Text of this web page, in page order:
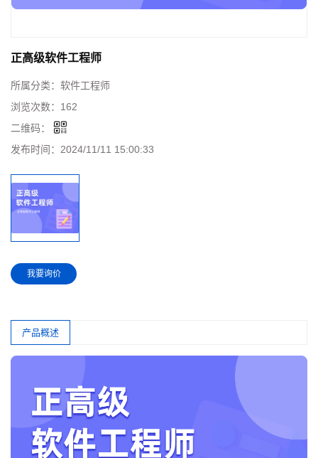
正高级软件工程师
所属分类： 软件工程师
浏览次数： 162
二维码：
发布时间： 2024/11/11 15:00:33
我要询价
产品概述